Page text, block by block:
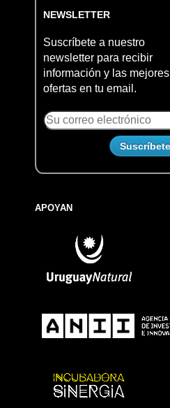
NEWSLETTER
Suscríbete a nuestro
newsletter para recibir
información y las mejores
ofertas en tu email.
APOYAN